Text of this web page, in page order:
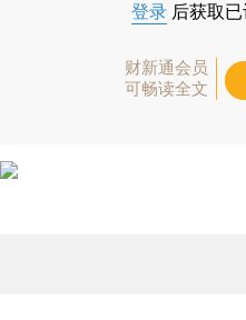
登录 后获取
财新通会员
可畅读全文